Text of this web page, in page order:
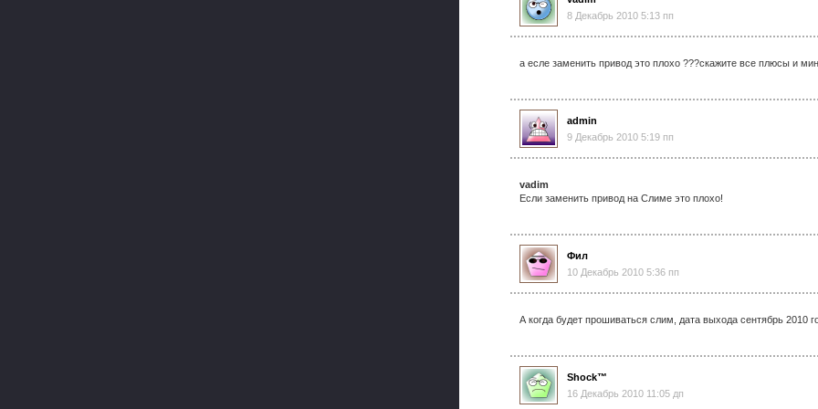
8 Декабрь 2010 5:13 пп
а есле заменить привод это плохо ???скажите все плюсы и
admin
9 Декабрь 2010 5:19 пп
vadim
Если заменить привод на Слиме это плохо!
Фил
10 Декабрь 2010 5:36 пп
А когда будет прошиваться слим, дата выхода сентябрь 2010
Shock™
16 Декабрь 2010 11:05 дп